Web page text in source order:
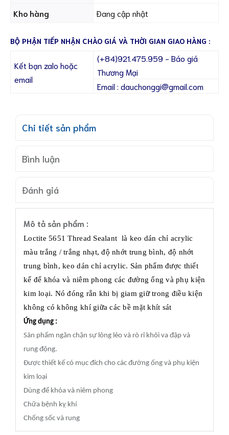
Kho hàng
Đang cập nhật
BỘ PHẬN TIẾP NHẬN CHÀO GIÁ VÀ THỜI GIAN GIAO HÀNG :
Kết bạn zalo hoặc
email
(+84)921.475.959 - Báo giá
Thương Mại
Email : dauchonggi@gmail.com
Chi tiết sản phẩm
Bình luận
Đánh giá
Mô tả sản phẩm :
Loctite 5651 Thread Sealant là keo dán chỉ acrylic
màu trắng / trắng nhạt, độ nhớt trung bình, độ nhớt
trung bình, keo dán chỉ acrylic. Sản phẩm được thiết
kế để khóa và niêm phong các đường ống và phụ kiện
kim loại. Nó đóng rắn khi bị giam giữ trong điều kiện
không có không khí giữa các bề mặt khít sát
Ứng dụng :
Sản phẩm ngăn chặn sự lỏng lẻo và rò rỉ khỏi va đập và
rung động.
Được thiết kế có mục đích cho các đường ống và phụ kiện
kim loại
Dùng để khóa và niêm phong
Chữa bệnh kỵ khí
Chống sốc và rung